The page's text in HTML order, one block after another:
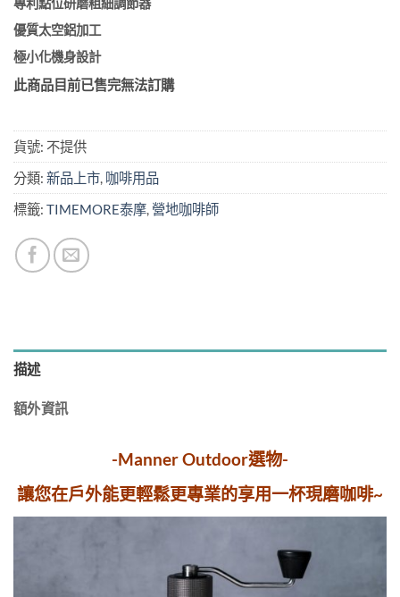
優質太空鋁加工
極小化機身設計
此商品目前已售完無法訂購
貨號: 不提供
分類: 新品上市 咖啡用品
標籤: TIMEMORE泰摩 營地咖啡師
描述
額外資訊
-Manner Outdoor選物-
讓您在戶外能更輕鬆更專業的享用一杯現磨咖啡~